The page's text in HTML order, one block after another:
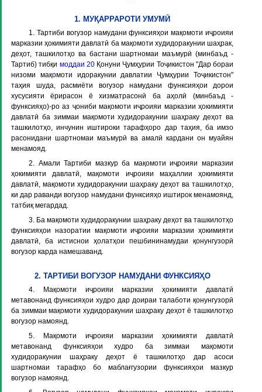
1. МУҚАРРАРОТИ УМУМӢ
1. Тартиби вогузор намудани функсияҳои мақомоти иҷроияи
марказии ҳокимияти давлатӣ ба мақомоти худидоракунии шаҳрак,
деҳот, ташкилотҳо ва бастани шартномаи маъмурӣ (минбаъд -
Тартиб) тибқи моддаи 20Қонуни Ҷумҳурии Тоҷикистон "Дар бораи
низоми мақомоти идоракунии давлатии Ҷумҳурии Тоҷикистон"
таҳия шуда, расмиёти вогузор намудани функсияҳои дорои
хусусияти ёрирасон ё хизматрасонӣ ба аҳолӣ (минбаъд -
функсияҳо)-ро аз ҷониби мақомоти иҷроияи марказии ҳокимияти
давлатӣ ба зиммаи мақомоти худидоракунии шаҳраку деҳот ва
ташкилотҳо, инчунин иштироки тарафҳоро дар таҳия, ба имзо
расонидани шартномаи маъмурӣ ва амалӣ кардани он муайян
менамояд.
2. Амали Тартиби мазкур ба мақомоти иҷроияи марказии
ҳокимияти давлатӣ, мақомоти иҷроияи маҳаллии ҳокимияти
давлатӣ, мақомоти худидоракунии шаҳраку деҳот ва ташкилотҳо,
ки дар раванди вогузор намудани функсияҳо иштирок менамоянд,
татбиқ мегардад.
3. Ба мақомоти худидоракунии шаҳраку деҳот ва ташкилотҳо
функсияҳои назоратии мақомоти иҷроияи марказии ҳокимияти
давлатӣ, ба истиснои ҳолатҳои пешбининамудаи қонунгузорӣ
вогузор карда намешаванд.
2. ТАРТИБИ ВОГУЗОР НАМУДАНИ ФУНКСИЯҲО
4. Мақомоти иҷроияи марказии ҳокимияти давлатӣ
метавонанд функсияҳои худро дар доираи талаботи қонунгузорӣ
ба зиммаи мақомоти худидоракунии шаҳраку деҳот ё ташкилотҳо
вогузор намоянд.
5. Мақомоти иҷроияи марказии ҳокимияти давлатӣ
метавонанд функсияҳои худро ба зиммаи мақомоти
худидоракунии шаҳраку деҳот ё ташкилотҳо дар асоси
шартномаи тарафҳо бо маблағгузории функсияҳои мазкур
вогузор намоянд.